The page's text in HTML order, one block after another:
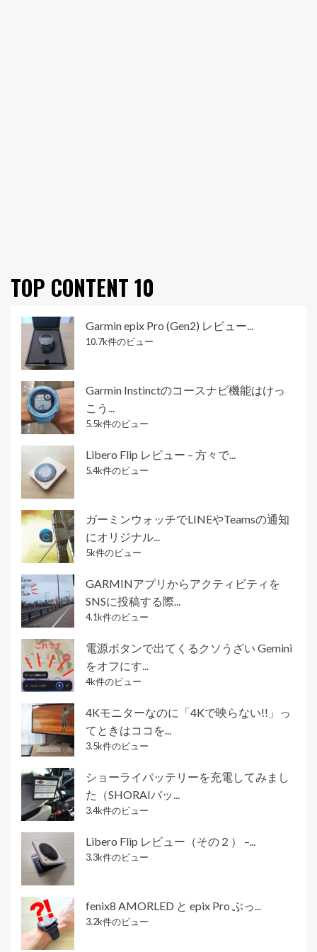
TOP CONTENT 10
Garmin epix Pro (Gen2) レビュー...
10.7k件のビュー
Garmin Instinctのコースナビ機能はけっ
こう...
5.5k件のビュー
Libero Flip レビュー – 方々で...
5.4k件のビュー
ガーミンウォッチでLINEやTeamsの通知
にオリジナル...
5k件のビュー
GARMINアプリからアクティビティを
SNSに投稿する際...
4.1k件のビュー
電源ボタンで出てくるクソうざい Gemini
をオフにす...
4k件のビュー
4Kモニターなのに「4Kで映らない!!」っ
てときはココを...
3.5k件のビュー
ショーライバッテリーを充電してみまし
た（SHORAIバッ...
3.4k件のビュー
Libero Flip レビュー（その２） –...
3.3k件のビュー
fenix8 AMORLED と epix Pro ぶっ...
3.2k件のビュー